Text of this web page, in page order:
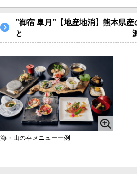
”御宿 皐月”【地産地消】熊本県
と 源泉かけ流しの温泉
海・山の幸メニュー一例